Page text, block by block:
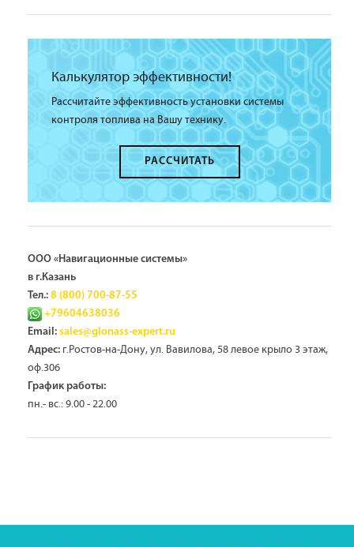
Калькулятор эффективности!
Рассчитайте эффективность установки системы
контроля топлива на Вашу технику.
РАССЧИТАТЬ
ООО «Навигационные системы»
в г.Казань
Тел.: 8 (800) 700-87-55
+79604638036
Email: sales@glonass-expert.ru
Адрес: г.Ростов-на-Дону, ул. Вавилова, 58 левое крыло 3 этаж,
оф.306
График работы:
пн.- вс.: 9.00 - 22.00